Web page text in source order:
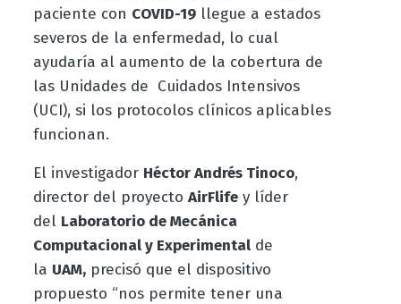
paciente con COVID-19llegue a estados
severos de la enfermedad, lo cual
ayudaría al aumento de la cobertura de
las Unidades de Cuidados Intensivos
(UCI), si los protocolos clínicos aplicables
funcionan.
El investigador Héctor Andrés Tinoco,
director del proyecto AirFlifey líder
del Laboratorio de Mecánica
Computacional y Experimentalde
la UAM,precisó que el dispositivo
propuesto “nos permite tener una